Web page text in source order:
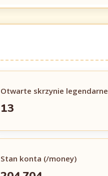
Otwarte skrzynie legendarne
13
Stan konta (/money)